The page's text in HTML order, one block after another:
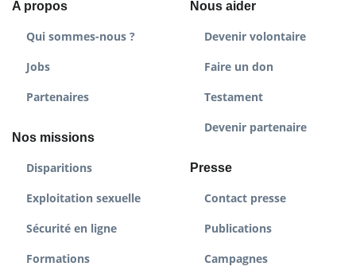
A propos
Qui sommes-nous ?
Jobs
Partenaires
Nos missions
Disparitions
Exploitation sexuelle
Sécurité en ligne
Formations
Nous aider
Devenir volontaire
Faire un don
Testament
Devenir partenaire
Presse
Contact presse
Publications
Campagnes